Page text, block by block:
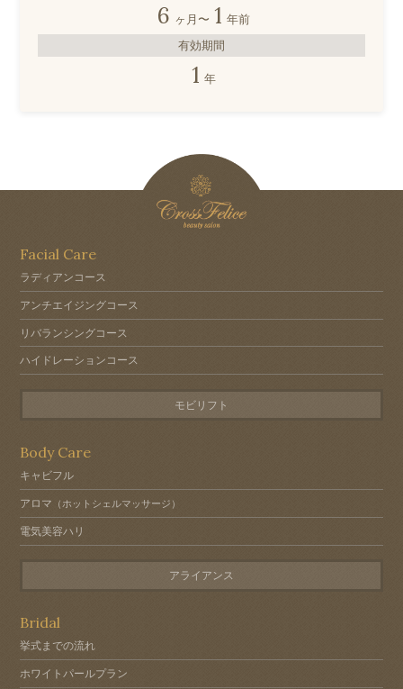
6 ヶ月〜 1 年前
有効期間
1 年
Facial Care
ラディアンコース
アンチエイジングコース
リバランシングコース
ハイドレーションコース
モビリフト
Body Care
キャビフル
アロマ （ホットシェルマッサージ）
電気美容ハリ
アライアンス
Bridal
挙式までの流れ
ホワイトパールプラン